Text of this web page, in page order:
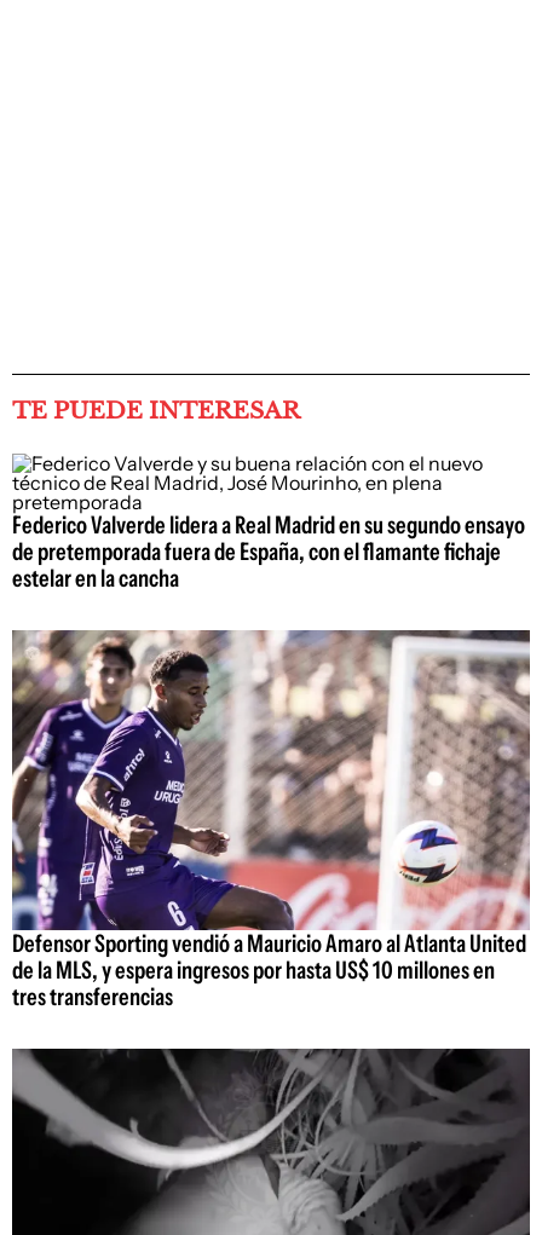
TE PUEDE INTERESAR
Federico Valverde lidera a Real Madrid en su segundo ensayo
de pretemporada fuera de España, con el flamante fichaje
estelar en la cancha
Defensor Sporting vendió a Mauricio Amaro al Atlanta United
de la MLS, y espera ingresos por hasta US$ 10 millones en
tres transferencias